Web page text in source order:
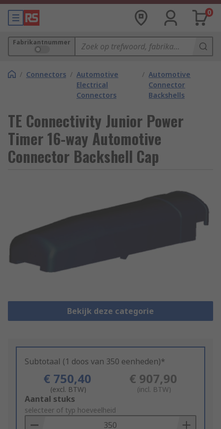
0
Fabrikantnummer
/ Connectors / Automotive
Electrical
Connectors
/ Automotive
Connector
Backshells
TE Connectivity Junior Power
Timer 16-way Automotive
Connector Backshell Cap
Bekijk deze categorie
Subtotaal (1 doos van 350 eenheden)*
€ 750,40
(excl. BTW)
€ 907,90
(incl. BTW)
Add
to
Basket
Aantal stuks
selecteer of typ hoeveelheid